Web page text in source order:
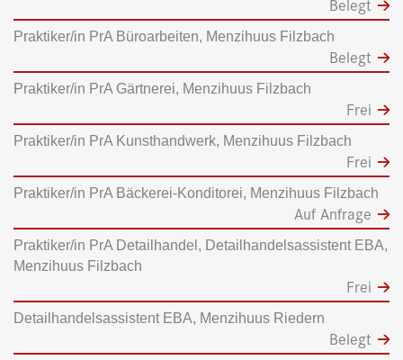
Praktiker/in PrA Büroarbeiten, Menzihuus Filzbach
Belegt
Praktiker/in PrA Gärtnerei, Menzihuus Filzbach
Frei
Praktiker/in PrA Kunsthandwerk, Menzihuus Filzbach
Frei
Praktiker/in PrA Bäckerei-Konditorei, Menzihuus Filzbach
Auf Anfrage
Praktiker/in PrA Detailhandel, Detailhandelsassistent EBA,
Menzihuus Filzbach
Frei
Detailhandelsassistent EBA, Menzihuus Riedern
Belegt